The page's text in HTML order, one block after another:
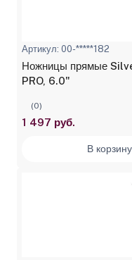
Артикул: 00-*****182
Ножницы прямые
PRO, 6.0"
(0)
1 497 руб.
В корзину